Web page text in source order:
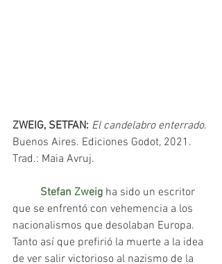
ZWEIG, SETFAN: El candelabro enterrado.
Buenos Aires. Ediciones Godot, 2021.
Trad.: Maia Avruj.
Stefan Zweig ha sido un escritor
que se enfrentó con vehemencia a los
nacionalismos que desolaban Europa.
Tanto así que prefirió la muerte a la idea
de ver salir victorioso al nazismo de la